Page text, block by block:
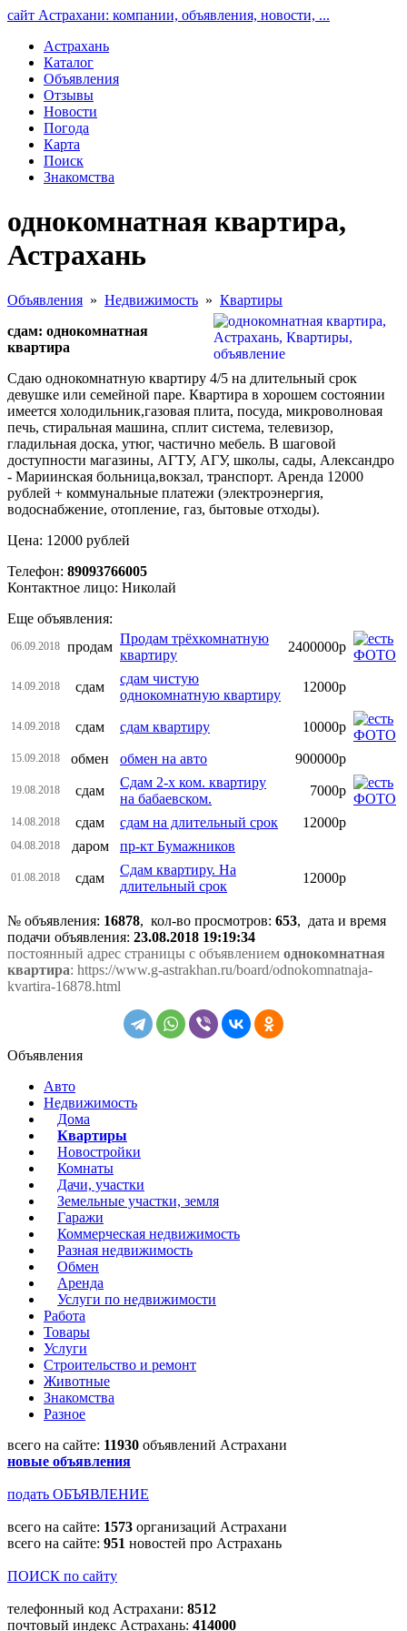
сайт Астрахани: компании, объявления, новости, ...
Астрахань
Каталог
Объявления
Отзывы
Новости
Погода
Карта
Поиск
Знакомства
однокомнатная квартира,
Астрахань
Объявления » Недвижимость » Квартиры
сдам: однокомнатная
квартира
Сдаю однокомнатную квартиру 4/5 на длительный срок
девушке или семейной паре. Квартира в хорошем состоянии
имеется холодильник,газовая плита, посуда, микроволновая
печь, стиральная машина, сплит система, телевизор,
гладильная доска, утюг, частично мебель. В шаговой
доступности магазины, АГТУ, АГУ, школы, сады, Александро
- Мариинская больница,вокзал, транспорт. Аренда 12000
рублей + коммунальные платежи (электроэнергия,
водоснабжение, отопление, газ, бытовые отходы).
Цена: 12000 рублей
Телефон: 89093766005
Контактное лицо: Николай
Еще объявления:
06.09.2018 продам
Продам трёхкомнатную
квартиру
2400000р
14.09.2018 сдам
сдам чистую
однокомнатную квартиру
12000р
14.09.2018 сдам сдам квартиру 10000р
15.09.2018 обмен обмен на авто 900000р
19.08.2018 сдам
Сдам 2-х ком. квартиру
на бабаевском.
7000р
14.08.2018 сдам сдам на длительный срок 12000р
04.08.2018 даром пр-кт Бумажников
01.08.2018 сдам
Сдам квартиру. На
длительный срок
12000р
№ объявления: 16878, кол-во просмотров: 653, дата и время
подачи объявления: 23.08.2018 19:19:34
постоянный адрес страницы с объявлением однокомнатная
квартира: https://www.g-astrakhan.ru/board/odnokomnatnaja-
kvartira-16878.html
Объявления
Авто
Недвижимость
Дома
Квартиры
Новостройки
Комнаты
Дачи, участки
Земельные участки, земля
Гаражи
Коммерческая недвижимость
Разная недвижимость
Обмен
Аренда
Услуги по недвижимости
Работа
Товары
Услуги
Строительство и ремонт
Животные
Знакомства
Разное
всего на сайте: 11930 объявлений Астрахани
новые объявления
подать ОБЪЯВЛЕНИЕ
всего на сайте: 1573 организаций Астрахани
всего на сайте: 951 новостей про Астрахань
ПОИСК по сайту
телефонный код Астрахани: 8512
почтовый индекс Астрахань: 414000